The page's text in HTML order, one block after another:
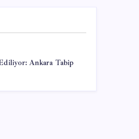
Ankara Tabip